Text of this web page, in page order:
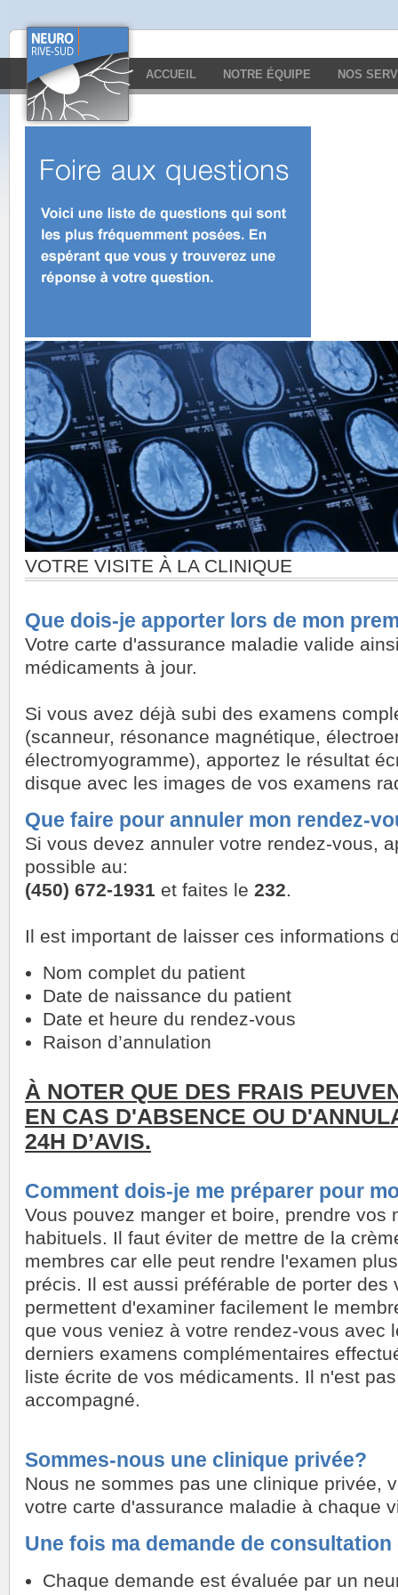
ACCUEIL NOTRE ÉQUIPE NOS
VOTRE VISITE À LA CLINIQUE
Que dois-je apporter lors de mon
Votre carte d'assurance maladie valide
médicaments à jour.
Si vous avez déjà subi des examens
(scanneur, résonance magnétique,
électromyogramme), apportez le résultat
disque avec les images de vos examens
Que faire pour annuler mon rendez-
Si vous devez annuler votre rendez-vous,
possible au:
(450) 672-1931 et faites le 232.
Il est important de laisser ces informations
Nom complet du patient
Date de naissance du patient
Date et heure du rendez-vous
Raison d’annulation
À NOTER QUE DES FRAIS
EN CAS D'ABSENCE OU
24H D’AVIS.
Comment dois-je me préparer pour
Vous pouvez manger et boire, prendre vos
habituels. Il faut éviter de mettre de la
membres car elle peut rendre l'examen
précis. Il est aussi préférable de porter des
permettent d'examiner facilement le
que vous veniez à votre rendez-vous avec
derniers examens complémentaires
liste écrite de vos médicaments. Il n'est
accompagné.
Sommes-nous une clinique privée?
Nous ne sommes pas une clinique privée,
votre carte d'assurance maladie à chaque
Une fois ma demande de consultation
Chaque demande est évaluée par un